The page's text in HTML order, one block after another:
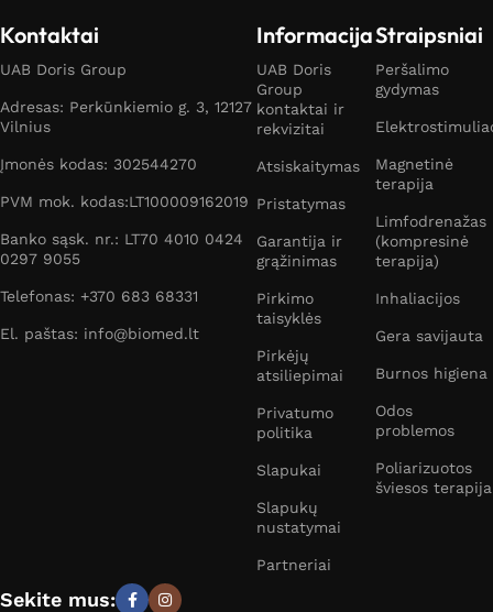
Kontaktai
UAB Doris Group
Adresas: Perkūnkiemio g. 3, 12127
Vilnius
Įmonės kodas: 302544270
PVM mok. kodas:LT100009162019
Banko sąsk. nr.: LT70 4010 0424
0297 9055
Telefonas: +370 683 68331
El. paštas: info@biomed.lt
Informacija
UAB Doris
Group
kontaktai ir
rekvizitai
Atsiskaitymas
Pristatymas
Garantija ir
grąžinimas
Pirkimo
taisyklės
Pirkėjų
atsiliepimai
Privatumo
politika
Slapukai
Slapukų
nustatymai
Partneriai
Straipsniai
Peršalimo
gydymas
Magnetinė
terapija
Limfodrenažas
(kompresinė
terapija)
Inhaliacijos
Gera savijauta
Burnos higiena
Odos
problemos
Poliarizuotos
šviesos terapija
Sekite mus: